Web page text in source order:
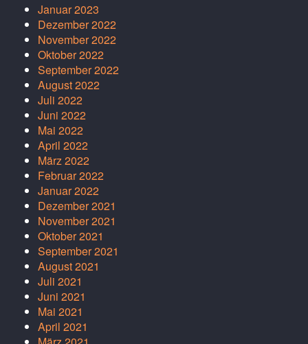
Januar 2023
Dezember 2022
November 2022
Oktober 2022
September 2022
August 2022
Juli 2022
Juni 2022
Mai 2022
April 2022
März 2022
Februar 2022
Januar 2022
Dezember 2021
November 2021
Oktober 2021
September 2021
August 2021
Juli 2021
Juni 2021
Mai 2021
April 2021